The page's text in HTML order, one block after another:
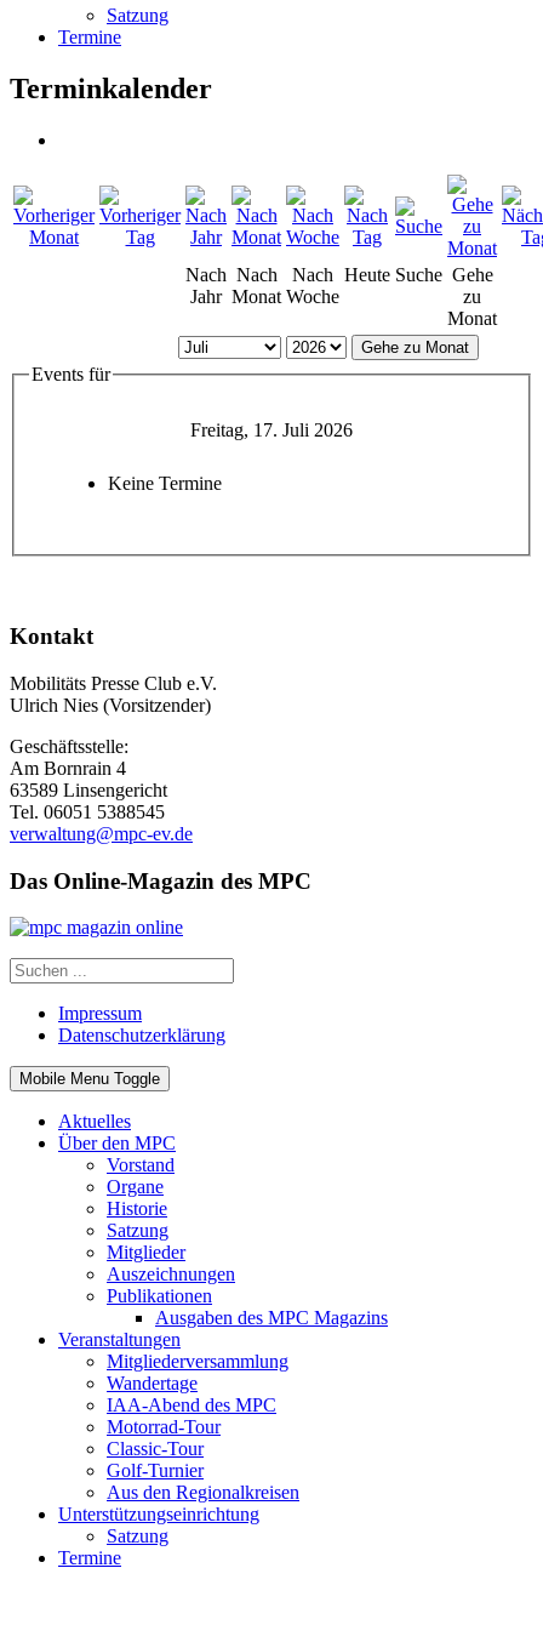
Satzung
Termine
Terminkalender
Nach
Jahr
Nach
Monat
Nach
Woche
Heute Suche Gehe
zu
Monat
Gehe zu Monat
Events für
Freitag, 17. Juli 2026
Keine Termine
Kontakt
Mobilitäts Presse Club e.V.
Ulrich Nies (Vorsitzender)
Geschäftsstelle:
Am Bornrain 4
63589 Linsengericht
Tel. 06051 5388545
verwaltung@mpc-ev.de
Das Online-Magazin des MPC
Impressum
Datenschutzerklärung
Mobile Menu Toggle
Aktuelles
Über den MPC
Vorstand
Organe
Historie
Satzung
Mitglieder
Auszeichnungen
Publikationen
Ausgaben des MPC Magazins
Veranstaltungen
Mitgliederversammlung
Wandertage
IAA-Abend des MPC
Motorrad-Tour
Classic-Tour
Golf-Turnier
Aus den Regionalkreisen
Unterstützungseinrichtung
Satzung
Termine